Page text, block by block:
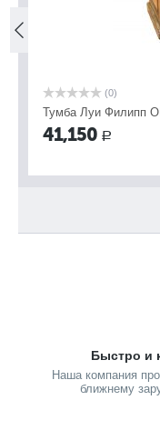
(0)
Тумба Луи Филипп
41,150 Р
Быстро и
Наша компания
ближнему